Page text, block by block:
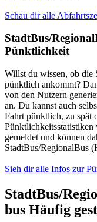
Schau dir alle
StadtBus/
Pünktlichkeit
Willst du wissen, ob die
pünktlich ankommt?
von den Nutzern
an. Du kannst auch
Fahrt pünktlich, zu spät
Pünktlichkeitsstatistiken
gemeldet und können
StadtBus/RegionalBus
Sieh dir alle Infos zur
StadtBus/
bus Häufig